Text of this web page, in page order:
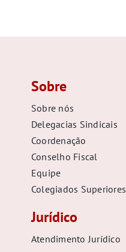
Sobre
Sobre nós
Delegacias Sindicais
Coordenação
Conselho Fiscal
Equipe
Colegiados Superiores
Jurídico
Atendimento Jurídico